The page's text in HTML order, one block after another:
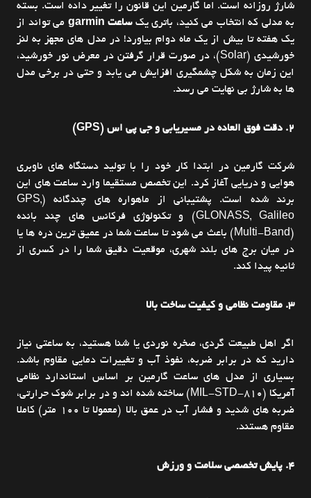
شارژ روزانه است. اما گارمین این قانون را تغییر داده است. بسته
به مدلی که انتخاب می کنید، باتری یکساعت garmin
می تواند از
یک هفته تا بیش از یک ماه دوام بیاورد! در مدل های مجهز به لنز
خورشیدی (Solar)، در صورت قرار گرفتن در معرض نور خورشید،
این زمان به شکل چشمگیری افزایش می یابد و حتی در برخی مدل
ها به شارژ بی نهایت می رسد.
2. دقت فوق العاده در مسیریابی و جی پی اس (GPS)
شرکت گارمین در ابتدا کار خود را با تولید دستگاه های ناوبری
هوایی و دریایی آغاز کرد. این تخصص مستقیما وارد ساعت های این
برند شده است. پشتیبانی از ماهواره های چندگانه (GPS,
GLONASS, Galileo) و تکنولوژی فرکانس های چند بانده
(Multi-Band) باعث می شود تا ساعت شما در عمیق ترین دره ها یا
در میان برج های بلند شهری، موقعیت دقیق شما را در کسری از
ثانیه پیدا کند.
3. مقاومت نظامی و کیفیت ساخت بالا
اگر اهل طبیعت گردی، صخره نوردی یا شنا هستید، به ساعتی نیاز
دارید که در برابر ضربه، نفوذ آب و تغییرات دمایی مقاوم باشد.
بسیاری از مدل های ساعت گارمین بر اساس استاندارد نظامی
آمریکا (MIL-STD-810) ساخته شده اند و در برابر شوک حرارتی،
ضربه های شدید و فشار آب در عمق بالا (معمولا تا 100 متر) کاملا
مقاوم هستند.
4. پایش تخصصی سلامت و ورزش